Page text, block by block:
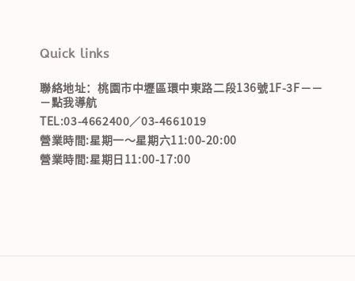
Quick links
聯絡地址：桃園市中壢區環中東路二段136號1F-3F－－
－點我導航
TEL:03-4662400／03-4661019
營業時間:星期一～星期六11:00-20:00
營業時間:星期日11:00-17:00